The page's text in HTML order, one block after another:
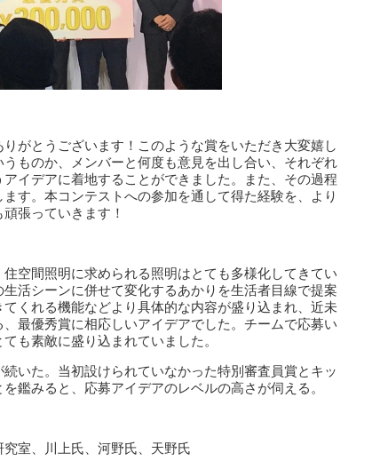
がとうございます！このような賞をいただき大変嬉し
ものか、メンバーと何度も意見を出し合い、それぞれ
イデアに着地することができました。また、その過程
す。本コンテストへの参加を通して得た経験を、より
張っていきます！
空間照明に求められる照明はとても多様化してきてい
活シーンに併せて変化するあかりを生活者目線で提案
くれる機能などより具体的な内容が盛り込まれ、近未
最優秀賞に相応しいアイデアでした。チームで応募い
も素敵に盛り込まれていました。
いた。当初設けられていなかった特別審査員賞とキッ
鑑みると、応募アイデアのレベルの高さが伺える。
室、川上氏、河野氏、天野氏